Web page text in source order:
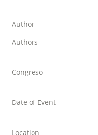
Author
Authors
Congreso
Date of Event
Location